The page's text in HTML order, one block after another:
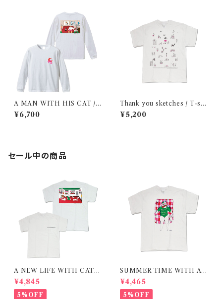
A MAN WITH HIS CAT / L
ong sleeve shirt
¥6,700
Thank you sketches / T-shi
rt
¥5,200
セール中の商品
A NEW LIFE WITH CATS
/ T-shirt 在庫限りで終了
¥4,845
5%OFF
SUMMER TIME WITH A
CAT / RED / T-shirt 在庫限
りで終了
¥4,465
5%OFF